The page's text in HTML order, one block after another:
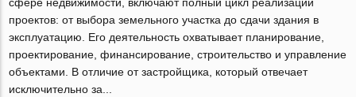
сфере недвижимости, включают полный цикл реализации
проектов: от выбора земельного участка до сдачи здания в
эксплуатацию. Его деятельность охватывает планирование,
проектирование, финансирование, строительство и управление
объектами. В отличие от застройщика, который отвечает
исключительно за...